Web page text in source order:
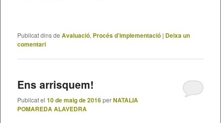
Publicat dins de Avaluació, Procés d’implementació | Deixa un
comentari
Ens arrisquem!
Publicat el 10 de maig de 2016perNATALIA
POMAREDA ALAVEDRA